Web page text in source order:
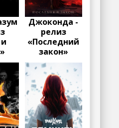
Джоконда -
релиз
«Последний
закон»